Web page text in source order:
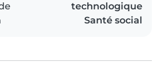
technologique
Santé social